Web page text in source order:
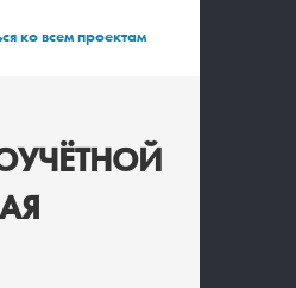
ко всем проектам